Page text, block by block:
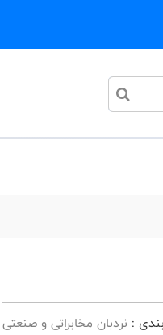
: نردبان مخابراتی و صنعتی